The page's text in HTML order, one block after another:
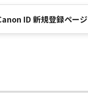
ID 新規登録ページ